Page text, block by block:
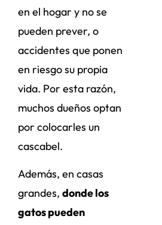
en el hogar y no se
pueden prever, o
accidentes que ponen
en riesgo su propia
vida. Por esta razón,
muchos dueños optan
por colocarles un
cascabel.
Además, en casas
grandes, donde los
gatos pueden